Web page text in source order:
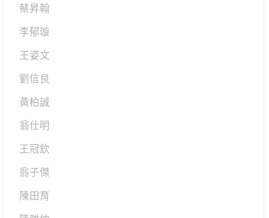
蔡昇翰
李郁璇
王姿文
劉信良
黃柏誠
翁仕明
王冠欽
翁子傑
陳田育